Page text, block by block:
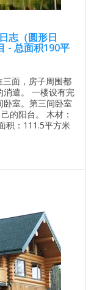
志（圆形日
- 总面积190平
面，房子周围都
消遣。 一楼设有完
室。第三间卧室
的阳台。 木材：
积：111.5平方米
解基地的价格 独
屋 - 找出价格 木